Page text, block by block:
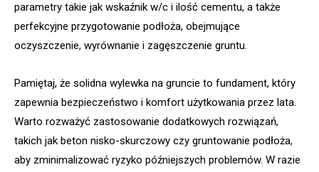
parametry takie jak wskaźnik w/c i ilość cementu, a także
perfekcyjne przygotowanie podłoża, obejmujące
oczyszczenie, wyrównanie i zagęszczenie gruntu.
Pamiętaj, że solidna wylewka na gruncie to fundament, który
zapewnia bezpieczeństwo i komfort użytkowania przez lata.
Warto rozważyć zastosowanie dodatkowych rozwiązań,
takich jak beton nisko-skurczowy czy gruntowanie podłoża,
aby zminimalizować ryzyko późniejszych problemów. W razie